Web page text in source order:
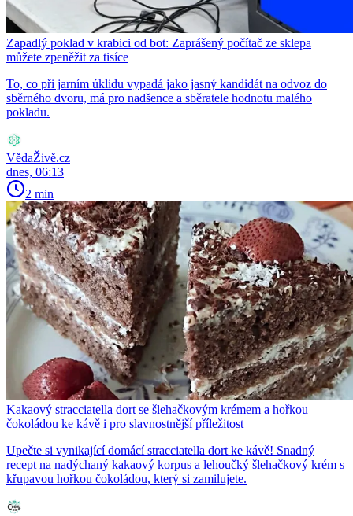
Zapadlý poklad v krabici od bot: Zaprášený počítač ze sklepa
můžete zpeněžit za tisíce
To, co při jarním úklidu vypadá jako jasný kandidát na odvoz do
sběrného dvoru, má pro nadšence a sběratele hodnotu malého
pokladu.
VědaŽivě.cz
dnes, 06:13
2 min
Kakaový stracciatella dort se šlehačkovým krémem a hořkou
čokoládou ke kávě i pro slavnostnější příležitost
Upečte si vynikající domácí stracciatella dort ke kávě! Snadný
recept na nadýchaný kakaový korpus a lehoučký šlehačkový krém s
křupavou hořkou čokoládou, který si zamilujete.